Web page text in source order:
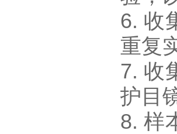
6. 收
重复
7. 收
护目
8. 样